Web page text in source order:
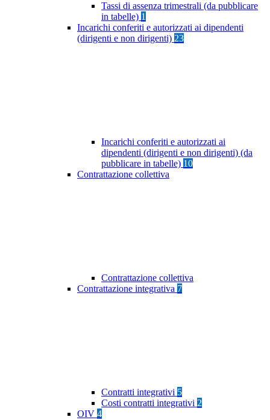
Tassi di assenza trimestrali (da pubblicare
in tabelle) 1
Incarichi conferiti e autorizzati ai dipendenti
(dirigenti e non dirigenti) 23
Incarichi conferiti e autorizzati ai
dipendenti (dirigenti e non dirigenti) (da
pubblicare in tabelle) 10
Contrattazione collettiva
Contrattazione collettiva
Contrattazione integrativa 7
Contratti integrativi 5
Costi contratti integrativi 2
OIV 4